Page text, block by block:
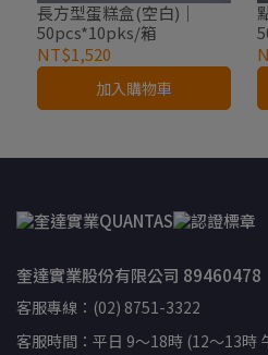
長方型蛋糕盒(空白)｜
50pcs*10pks/箱
NT$1,520
加入購物車
奎達實業股份有限公司 89460478
客服專線：(02) 8751-3322
客服時間：平日 9～18時 (12～13時